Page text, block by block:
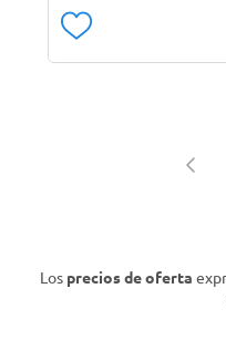
Los precios de oferta